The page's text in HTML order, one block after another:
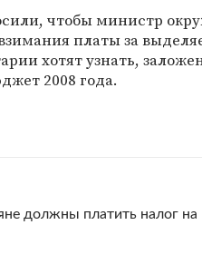
чтобы министр
платы за
хотят узнать,
2008 года.
должны платить налог на